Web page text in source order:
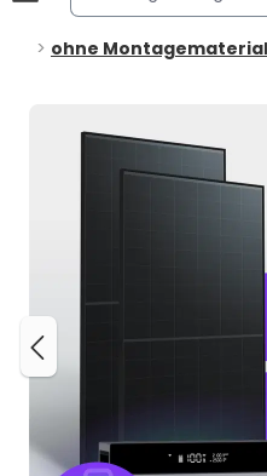
ohne Montagematerial